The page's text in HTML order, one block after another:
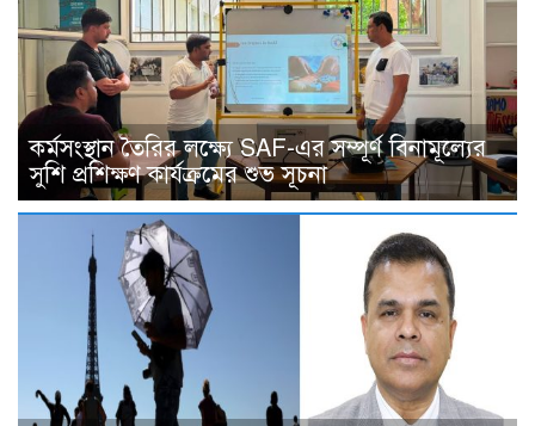
কর্মসংস্থান তৈরির লক্ষ্যে SAF-এর সম্পূর্ণ বিনামূল্যের
সুশি প্রশিক্ষণ কার্যক্রমের শুভ সূচনা